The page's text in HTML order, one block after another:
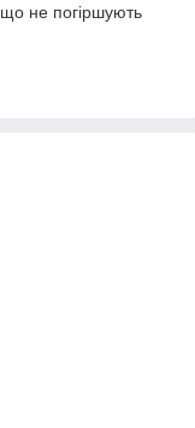
що не погіршують